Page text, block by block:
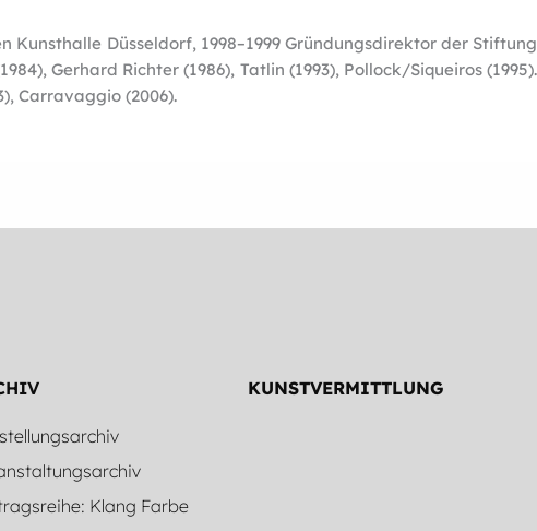
Kunsthalle Düsseldorf, 1998–1999 Gründungsdirektor der Stiftung
Gerhard Richter (1986), Tatlin (1993), Pollock/Siqueiros (1995).
Carravaggio (2006).
Klang Farbe
KUNSTVERMITTLUNG